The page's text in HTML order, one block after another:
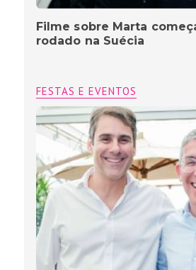
Filme sobre Marta
rodado na Suécia
FESTAS E EVENTOS